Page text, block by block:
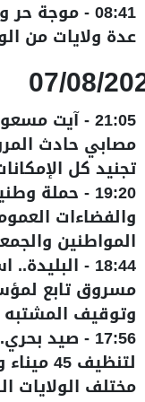
08:41
-موجة حر
عدة ولايات من
07/08/
21:05
-آيت
مصابي حادث
تجنيد كل
19:20
- حملة
والفضاءات
المواطنين
18:44
-
مسروق تابع
وتوقيف
17:56
- صيد
لتنظيف
مختلف الولايات